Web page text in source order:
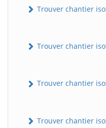
Trouver chantier
Trouver chantier
Trouver chantier
Trouver chantier